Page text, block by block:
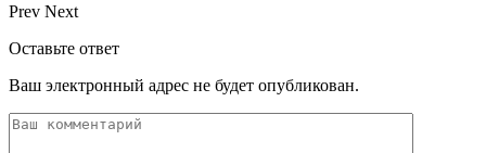
Prev Next
Оставьте ответ
Ваш электронный адрес не будет опубликован.